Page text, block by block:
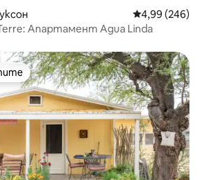
Средна
4,99 (246)
Апартамент Agua Linda
на гостите